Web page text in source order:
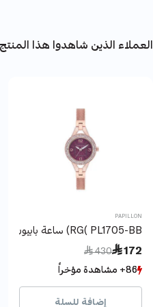
العملاء الذين شاهدوا هذا
PAPILLON
RG( PL1705-BB) ساعة بابيون
 172
Price reduced from
 430
to
86+ مشاهدة مؤخراً
19+ بيع مؤخراً
86+ مشاهدة مؤخراً
19+ بيع مؤخراً
إضافة للسلة